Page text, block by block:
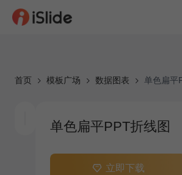
首页 模板广场 数据图表 单色扁平
单色扁平PPT折线图
立即下载